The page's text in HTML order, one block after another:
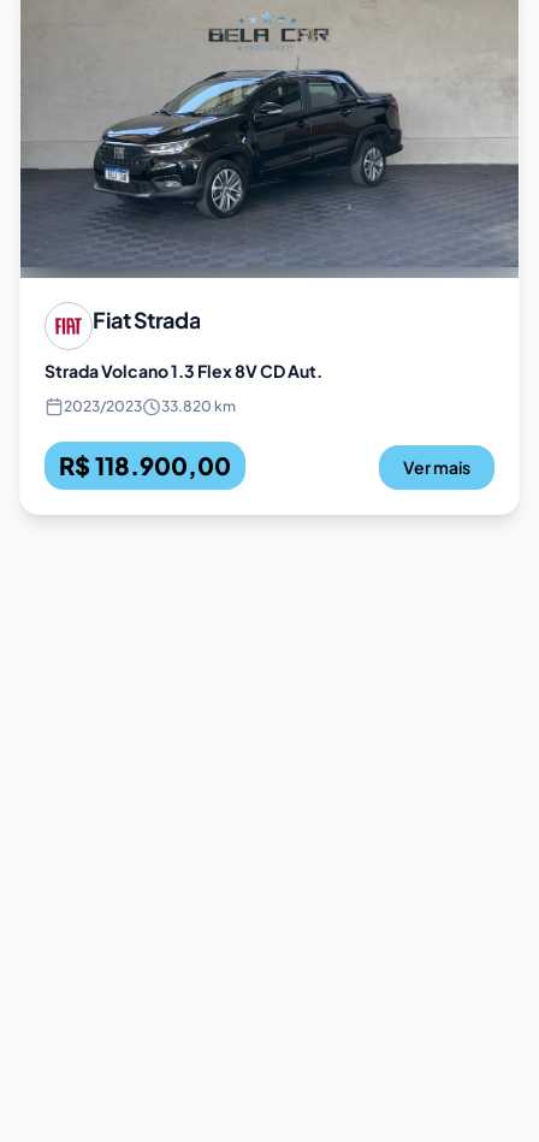
FiatStrada
Strada Volcano 1.3 Flex 8V CD Aut.
2023/2023 33.820 km
R$ 118.900,00 Ver mais